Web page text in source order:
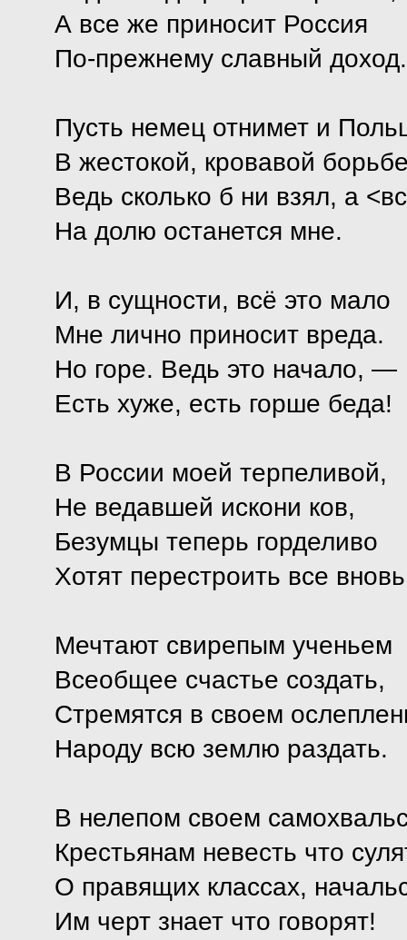
А все же приносит Россия
По-прежнему славный доход.
Пусть немец отнимет и
В жестокой, кровавой
Ведь сколько б ни взял, а
На долю останется мне.
И, в сущности, всё это мало
Мне лично приносит вреда.
Но горе. Ведь это начало, —
Есть хуже, есть горше беда!
В России моей терпеливой,
Не ведавшей искони ков,
Безумцы теперь горделиво
Хотят перестроить все
Мечтают свирепым ученьем
Всеобщее счастье создать,
Стремятся в своем
Народу всю землю раздать.
В нелепом своем
Крестьянам невесть что
О правящих классах,
Им черт знает что говорят!